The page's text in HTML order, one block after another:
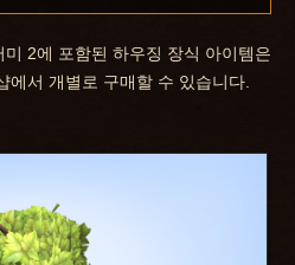
2에 포함된 하우징 장식 아이템은
에서 개별로 구매할 수 있습니다.